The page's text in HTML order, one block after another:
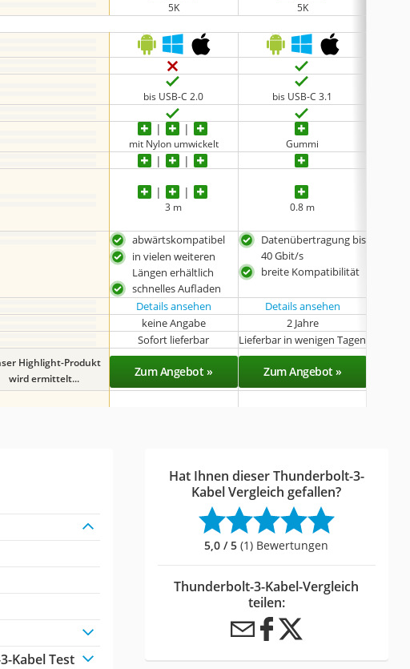
5K 5K
bis USB-C 2.0 bis USB-C 3.1
mit Nylon umwickelt Gummi
3 m 0.8 m
abwärtskompatibel
in vielen weiteren
Längen erhältlich
schnelles Aufladen
Datenübertragung bis
40 Gbit/s
breite Kompatibilität
Details ansehen Details ansehen
keine Angabe 2 Jahre
Sofort lieferbar Lieferbar in wenigen Tagen
Highlight-Produkt
wird ermittelt...
Zum Angebot » Zum Angebot »
Kabel Test
Hat Ihnen dieser Thunderbolt-3-
Kabel Vergleich gefallen?
5,0 / 5 (1) Bewertungen
Thunderbolt-3-Kabel-Vergleich
teilen: